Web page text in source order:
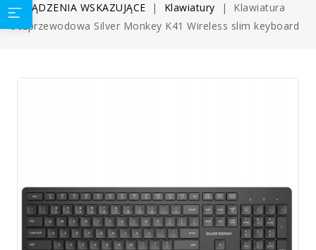
URZĄDZENIA WSKAZUJĄCE
Klawiatury
Klawiatura
bezprzewodowa Silver Monkey K41 Wireless slim keyboard